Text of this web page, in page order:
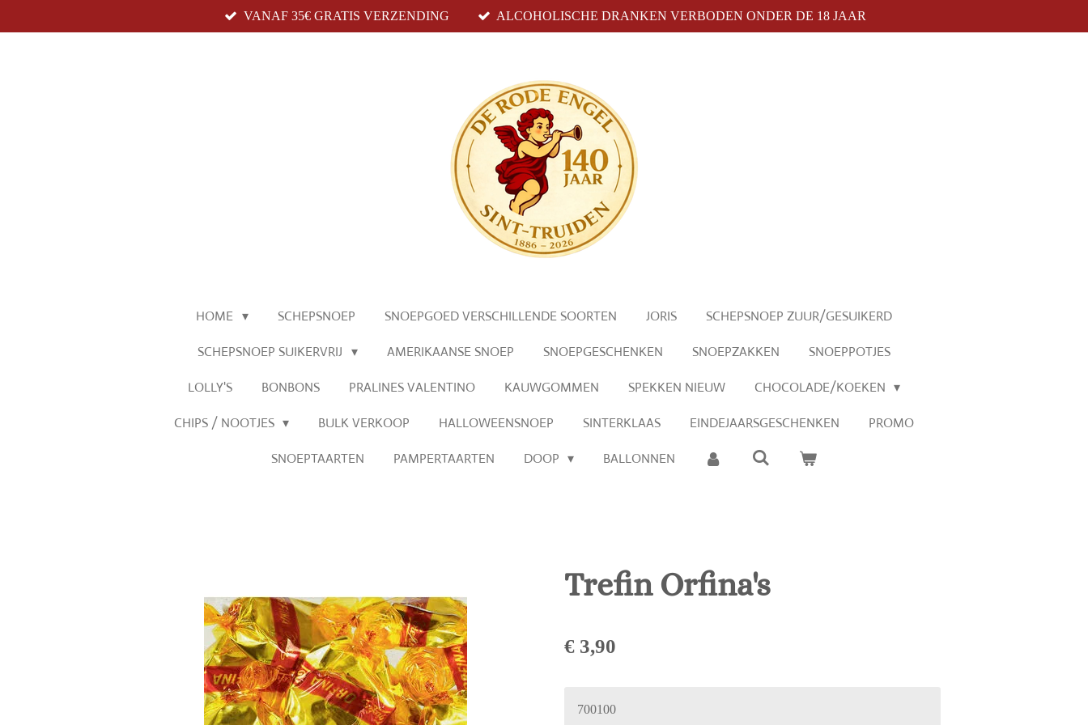
direct
VANAF 35€ GRATIS VERZENDING ALCOHOLISCHE DRANKEN VERBODEN ONDER DE 18 JAAR
HOME SCHEPSNOEP SNOEPGOED VERSCHILLENDE SOORTEN JORIS SCHEPSNOEP ZUUR/GESUIKERD
SCHEPSNOEP SUIKERVRIJ AMERIKAANSE SNOEP SNOEPGESCHENKEN SNOEPZAKKEN SNOEPPOTJES
LOLLY'S BONBONS PRALINES VALENTINO KAUWGOMMEN SPEKKEN NIEUW CHOCOLADE/KOEKEN
CHIPS / NOOTJES BULK VERKOOP HALLOWEENSNOEP SINTERKLAAS EINDEJAARSGESCHENKEN PROMO
SNOEPTAARTEN PAMPERTAARTEN DOOP BALLONNEN
Trefin Orfina's
€ 3,90
700100